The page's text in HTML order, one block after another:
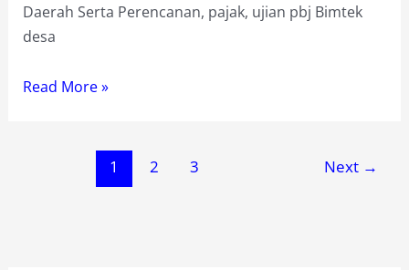
Daerah Serta Perencanan, pajak, ujian pbj Bimtek
desa
Jadwal
Read More »
1 2 3 Next →